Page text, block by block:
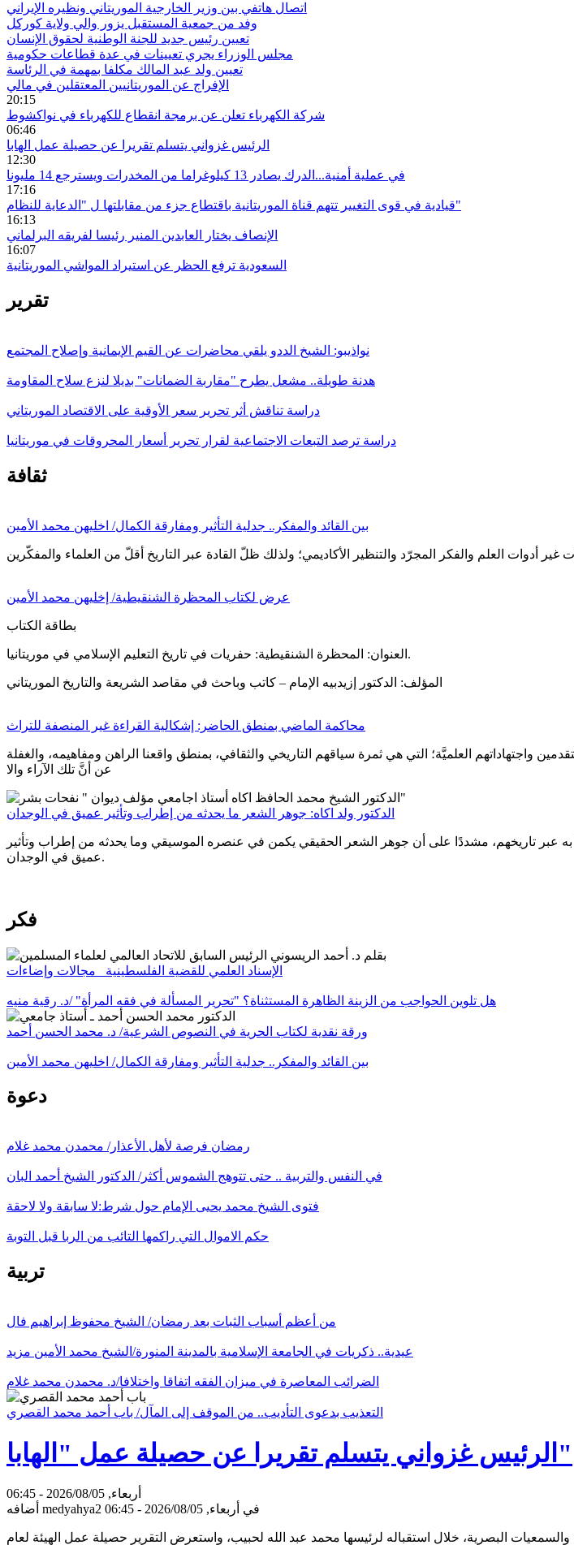
اتصال هاتفي بين وزير الخارجية الموريتاني ونظيره الإيراني
وفد من جمعية المستقبل يزور والي ولاية كوركل
تعيين رئيس جديد للجنة الوطنية لحقوق الإنسان
مجلس الوزراء يجري تعيينات في عدة قطاعات حكومية
تعيين ولد عبد المالك مكلفا بمهمة في الرئاسة
الإفراج عن الموريتانيين المعتقلين في مالي
20:15
شركة الكهرباء تعلن عن برمجة انقطاع للكهرباء في نواكشوط
06:46
الرئيس غزواني يتسلم تقريرا عن حصيلة عمل الهابا
12:30
في عملية أمنية...الدرك يصادر 13 كيلوغراما من المخدرات ويسترجع 14 مليونا
17:16
قيادية في قوى التغيير تتهم قناة الموريتانية باقتطاع جزء من مقابلتها ل "الدعاية للنظام"
16:13
الإنصاف يختار العابدين المنير رئيسا لفريقه البرلماني
16:07
السعودية ترفع الحظر عن استيراد المواشي الموريتانية
تقرير
نواذيبو: الشيخ الددو يلقي محاضرات عن القيم الإيمانية وإصلاح المجتمع
هدنة طويلة.. مشعل يطرح "مقاربة الضمانات" بديلا لنزع سلاح المقاومة
دراسة تناقش أثر تحرير سعر الأوقية على الاقتصاد الموريتاني
دراسة ترصد التبعات الاجتماعية لقرار تحرير أسعار المحروقات في موريتانيا
ثقافة
بين القائد والمفكر.. جدلية التأثير ومفارقة الكمال/ اخليهن محمد الأمين
عرض لكتاب المحظرة الشنقيطية/ إخليهن محمد الأمين
بطاقة الكتاب
العنوان: المحظرة الشنقيطية: حفريات في تاريخ التعليم الإسلامي في موريتانيا.
المؤلف: الدكتور إزيدبيه الإمام – كاتب وباحث في مقاصد الشريعة والتاريخ الموريتاني
محاكمة الماضي بمنطق الحاضر: إشكالية القراءة غير المنصفة للتراث
واجتهاداتهم العلميَّة؛ التي هي ثمرة سياقهم التاريخي والثقافي، بمنطق واقعنا الراهن ومفاهيمه، والغفلة
عن أنَّ تلك الآراء والا
الدكتور ولد اكاه: جوهر الشعر ما يحدثه من إطراب وتأثير عميق في الوجدان
به عبر تاريخهم، مشددًا على أن جوهر الشعر الحقيقي يكمن في عنصره الموسيقي وما يحدثه من إطراب وتأثير
عميق في الوجدان.
فكر
الإسناد العلمي للقضية الفلسطينية_ مجالات وإضاءات
هل تلوين الحواجب من الزينة الظاهرة المستثناة؟ "تحرير المسألة في فقه المرأة" /د. رقية منيه
ورقة نقدية لكتاب الحرية في النصوص الشرعية/ د. محمد الحسن أحمد
بين القائد والمفكر.. جدلية التأثير ومفارقة الكمال/ اخليهن محمد الأمين
دعوة
رمضان فرصة لأهل الأعذار/ محمدن محمد غلام
في النفس والتربية .. حتى تتوهج الشموس أكثر/ الدكتور الشيخ أحمد البان
فتوى الشيخ محمد يحيى الإمام حول شرط:لا سابقة ولا لاحقة
حكم الاموال التي راكمها التائب من الربا قبل التوبة
تربية
من أعظم أسباب الثبات بعد رمضان/ الشيخ محفوظ إبراهيم فال
عيدية.. ذكريات في الجامعة الإسلامية بالمدينة المنورة/الشيخ محمد الأمين مزيد
الضرائب المعاصرة في ميزان الفقه اتفاقا واختلافا/د. محمدن محمد غلام
التعذيب بدعوى التأديب.. من الموقف إلى المآل/ باب أحمد محمد القصري
الرئيس غزواني يتسلم تقريرا عن حصيلة عمل "الهابا"
أربعاء, 2026/08/05 - 06:45
medyahya2 في أربعاء, 2026/08/05 - 06:45
والسمعيات البصرية، خلال استقباله لرئيسها محمد عبد الله لحبيب، واستعرض التقرير حصيلة عمل الهيئة لعام